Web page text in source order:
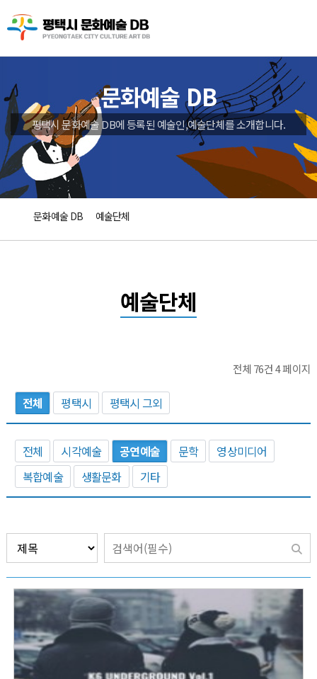
문화예술 DB
평택시 문화예술 DB에 등록된 예술인,예술단체를 소개합니다.
문화예술 DB 예술단체
예술단체
전체 76건4 페이지
전체 평택시 평택시 그외
전체 시각예술 공연예술 문학
영상미디어
복합예술
생활문화 기타